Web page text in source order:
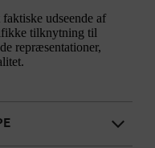
udseende af
tilknytning til
repræsentationer,